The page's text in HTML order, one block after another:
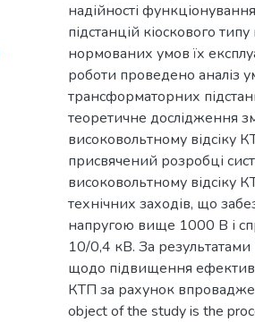
надійності
підстанцій кіоскового
нормованих умов їх
роботи проведено аналіз
трансформаторних
теоретичне дослідження
високовольтному відсіку
присвячений розробці
високовольтному відсіку
технічних заходів, що
напругою вище 1000 В і
10/0,4 кВ. За
щодо підвищення
КТП за рахунок
object of the study is the